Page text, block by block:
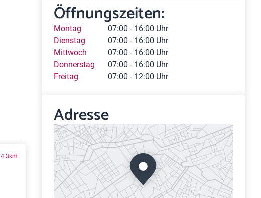
4.3km
Öffnungszeiten:
Montag
07:00 - 16:00 Uhr
Dienstag
07:00 - 16:00 Uhr
Mittwoch
07:00 - 16:00 Uhr
Donnerstag
07:00 - 16:00 Uhr
Freitag
07:00 - 12:00 Uhr
Adresse